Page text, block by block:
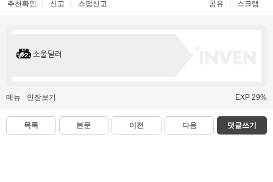
추천확인 신고 스팸신고 공유 스크랩
소울딜러
메뉴 인장보기 EXP 29%
목록 본문 이전 다음 댓글쓰기